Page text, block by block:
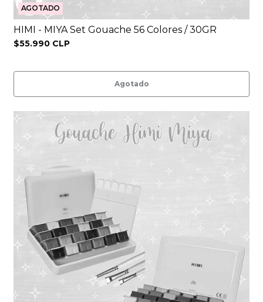
AGOTADO
HIMI - MIYA Set Gouache 56 Colores / 30GR
$55.990 CLP
Agotado